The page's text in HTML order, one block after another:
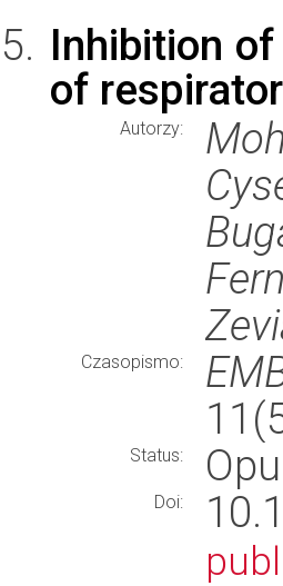
Inhibition
of
Autorzy:
Czasopismo:
Status:
Doi: